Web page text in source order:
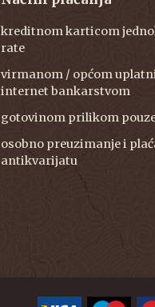
kreditnom karticom
rate
virmanom / općom
internet bankarstvom
gotovinom prilikom
osobno preuzimanje i
antikvarijatu